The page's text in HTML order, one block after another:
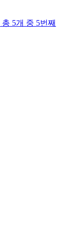
총 5개 중 5번째